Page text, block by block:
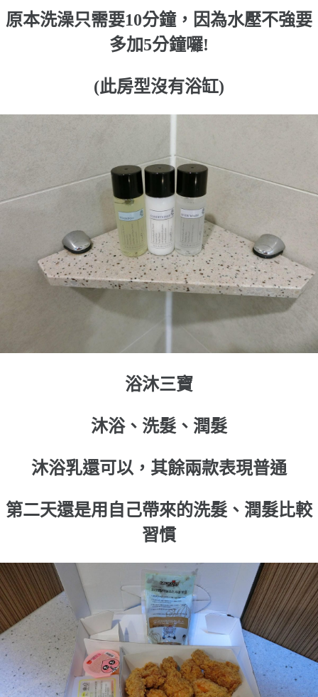
原本洗澡只需要10分鐘，因為水壓不強要
多加5分鐘囉!
(此房型沒有浴缸)
浴沐三寶
沐浴、洗髮、潤髮
沐浴乳還可以，其餘兩款表現普通
第二天還是用自己帶來的洗髮、潤髮比較
習慣